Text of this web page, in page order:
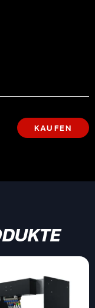
KAUFEN